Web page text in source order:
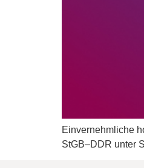
Einvernehmliche
StGB–DDR unter